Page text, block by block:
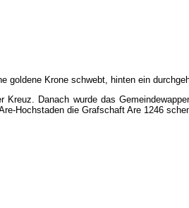
goldene Krone schwebt, hinten ein
Danach wurde das
Hochstaden die Grafschaft Are 1246